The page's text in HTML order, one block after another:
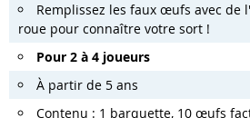
Remplissez les faux œufs avec de
roue pour connaître votre sort !
Pour 2 à 4 joueurs
À partir de 5 ans
Contenu : 1 barquette, 10 œufs